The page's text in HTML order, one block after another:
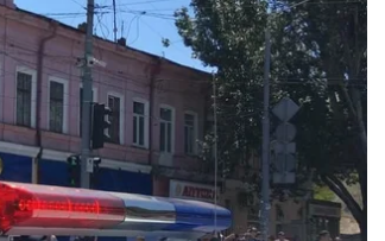
прибыли руководство
меры для
правоохранители.